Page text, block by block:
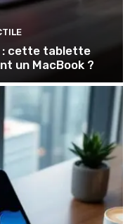
: cette tablette
un MacBook ?